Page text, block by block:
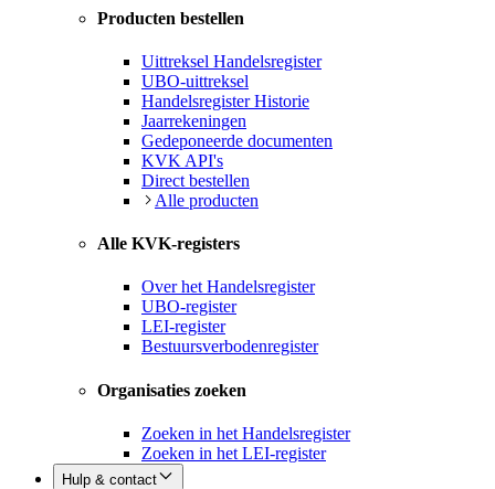
Producten bestellen
Uittreksel Handelsregister
UBO-uittreksel
Handelsregister Historie
Jaarrekeningen
Gedeponeerde documenten
KVK API's
Direct bestellen
Alle producten
Alle KVK-registers
Over het Handelsregister
UBO-register
LEI-register
Bestuursverbodenregister
Organisaties zoeken
Zoeken in het Handelsregister
Zoeken in het LEI-register
Hulp & contact